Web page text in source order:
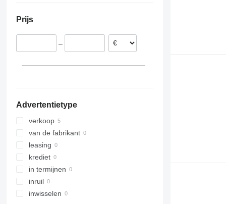
Prijs
–
Advertentietype
verkoop
van de fabrikant
leasing
krediet
in termijnen
inruil
inwisselen